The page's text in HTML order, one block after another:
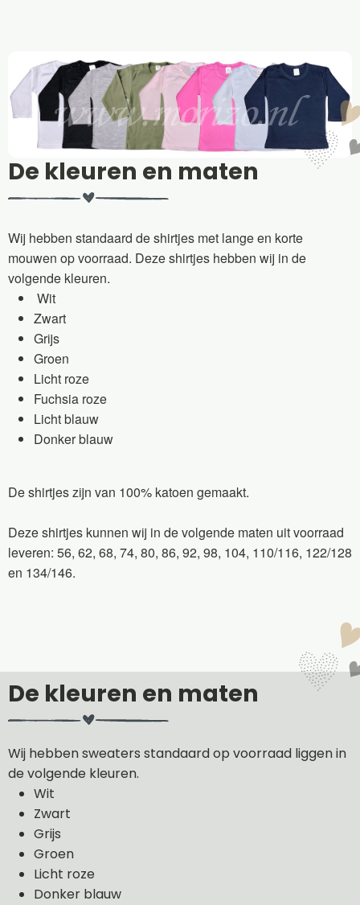
De kleuren en maten
Wij hebben standaard de shirtjes met lange en korte
mouwen op voorraad. Deze shirtjes hebben wij in de
volgende kleuren.
Wit
Zwart
Grijs
Groen
Licht roze
Fuchsia roze
Licht blauw
Donker blauw
De shirtjes zijn van 100% katoen gemaakt.
Deze shirtjes kunnen wij in de volgende maten uit voorraad
leveren: 56, 62, 68, 74, 80, 86, 92, 98, 104, 110/116, 122/128
en 134/146.
De kleuren en maten
Wij hebben sweaters standaard op voorraad liggen in
de volgende kleuren.
Wit
Zwart
Grijs
Groen
Licht roze
Donker blauw